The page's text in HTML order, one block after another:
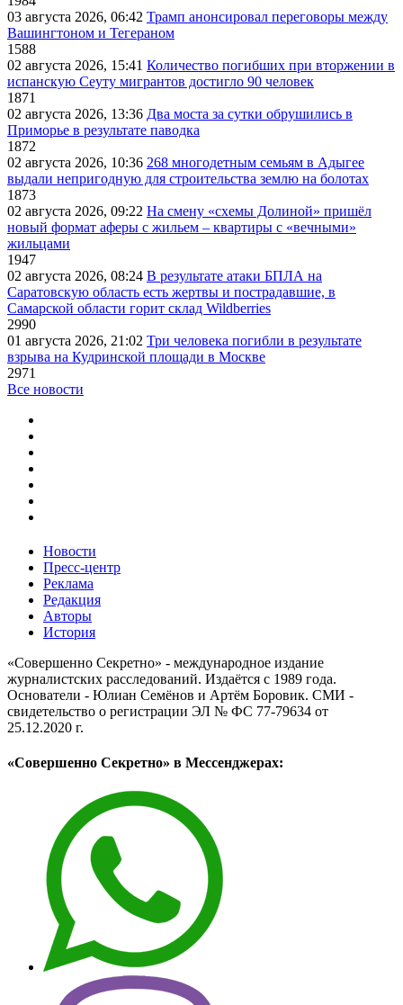
03 августа 2026, 06:42 Трамп анонсировал переговоры между
Вашингтоном и Тегераном
1588
02 августа 2026, 15:41 Количество погибших при вторжении в
испанскую Сеуту мигрантов достигло 90 человек
1871
02 августа 2026, 13:36 Два моста за сутки обрушились в
Приморье в результате паводка
1872
02 августа 2026, 10:36 268 многодетным семьям в Адыгее
выдали непригодную для строительства землю на болотах
1873
02 августа 2026, 09:22 На смену «схемы Долиной» пришёл
новый формат аферы с жильем – квартиры с «вечными»
жильцами
1947
02 августа 2026, 08:24 В результате атаки БПЛА на
Саратовскую область есть жертвы и пострадавшие, в
Самарской области горит склад Wildberries
2990
01 августа 2026, 21:02 Три человека погибли в результате
взрыва на Кудринской площади в Москве
2971
Все новости
Новости
Пресс-центр
Реклама
Редакция
Авторы
История
«Совершенно Секретно» - международное издание
журналистских расследований. Издаётся с 1989 года.
Основатели - Юлиан Семёнов и Артём Боровик. CМИ -
свидетельство о регистрации ЭЛ № ФС 77-79634 от
25.12.2020 г.
«Совершенно Секретно» в Мессенджерах: